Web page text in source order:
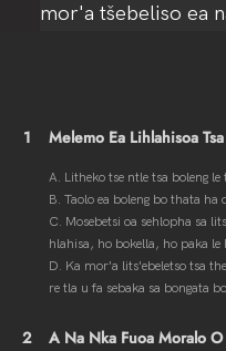
mor'a tšebeliso ea
1 Melemo Ea Lihlahisoa
A. Litheko tse ntle tsa boleng le
B. Taolo ea boleng bo thata ha
C. Mosebetsi oa sehlopha sa
hlahisa, ho bokella, ho paka le
D. Ka mor'a lits'ebeletso tsa
re tla u fa sebaka sa bongata
2 A Na Nka Fuoa Moralo